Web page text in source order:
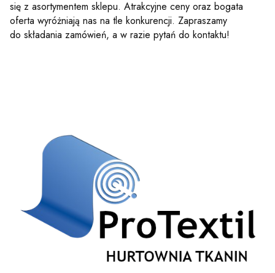
się z asortymentem sklepu. Atrakcyjne ceny oraz bogata
oferta wyróżniają nas na tle konkurencji. Zapraszamy
do składania zamówień, a w razie pytań do kontaktu!